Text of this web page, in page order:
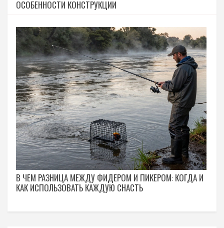
ОСОБЕННОСТИ КОНСТРУКЦИИ
В ЧЕМ РАЗНИЦА МЕЖДУ ФИДЕРОМ И ПИКЕРОМ: КОГДА И
КАК ИСПОЛЬЗОВАТЬ КАЖДУЮ СНАСТЬ